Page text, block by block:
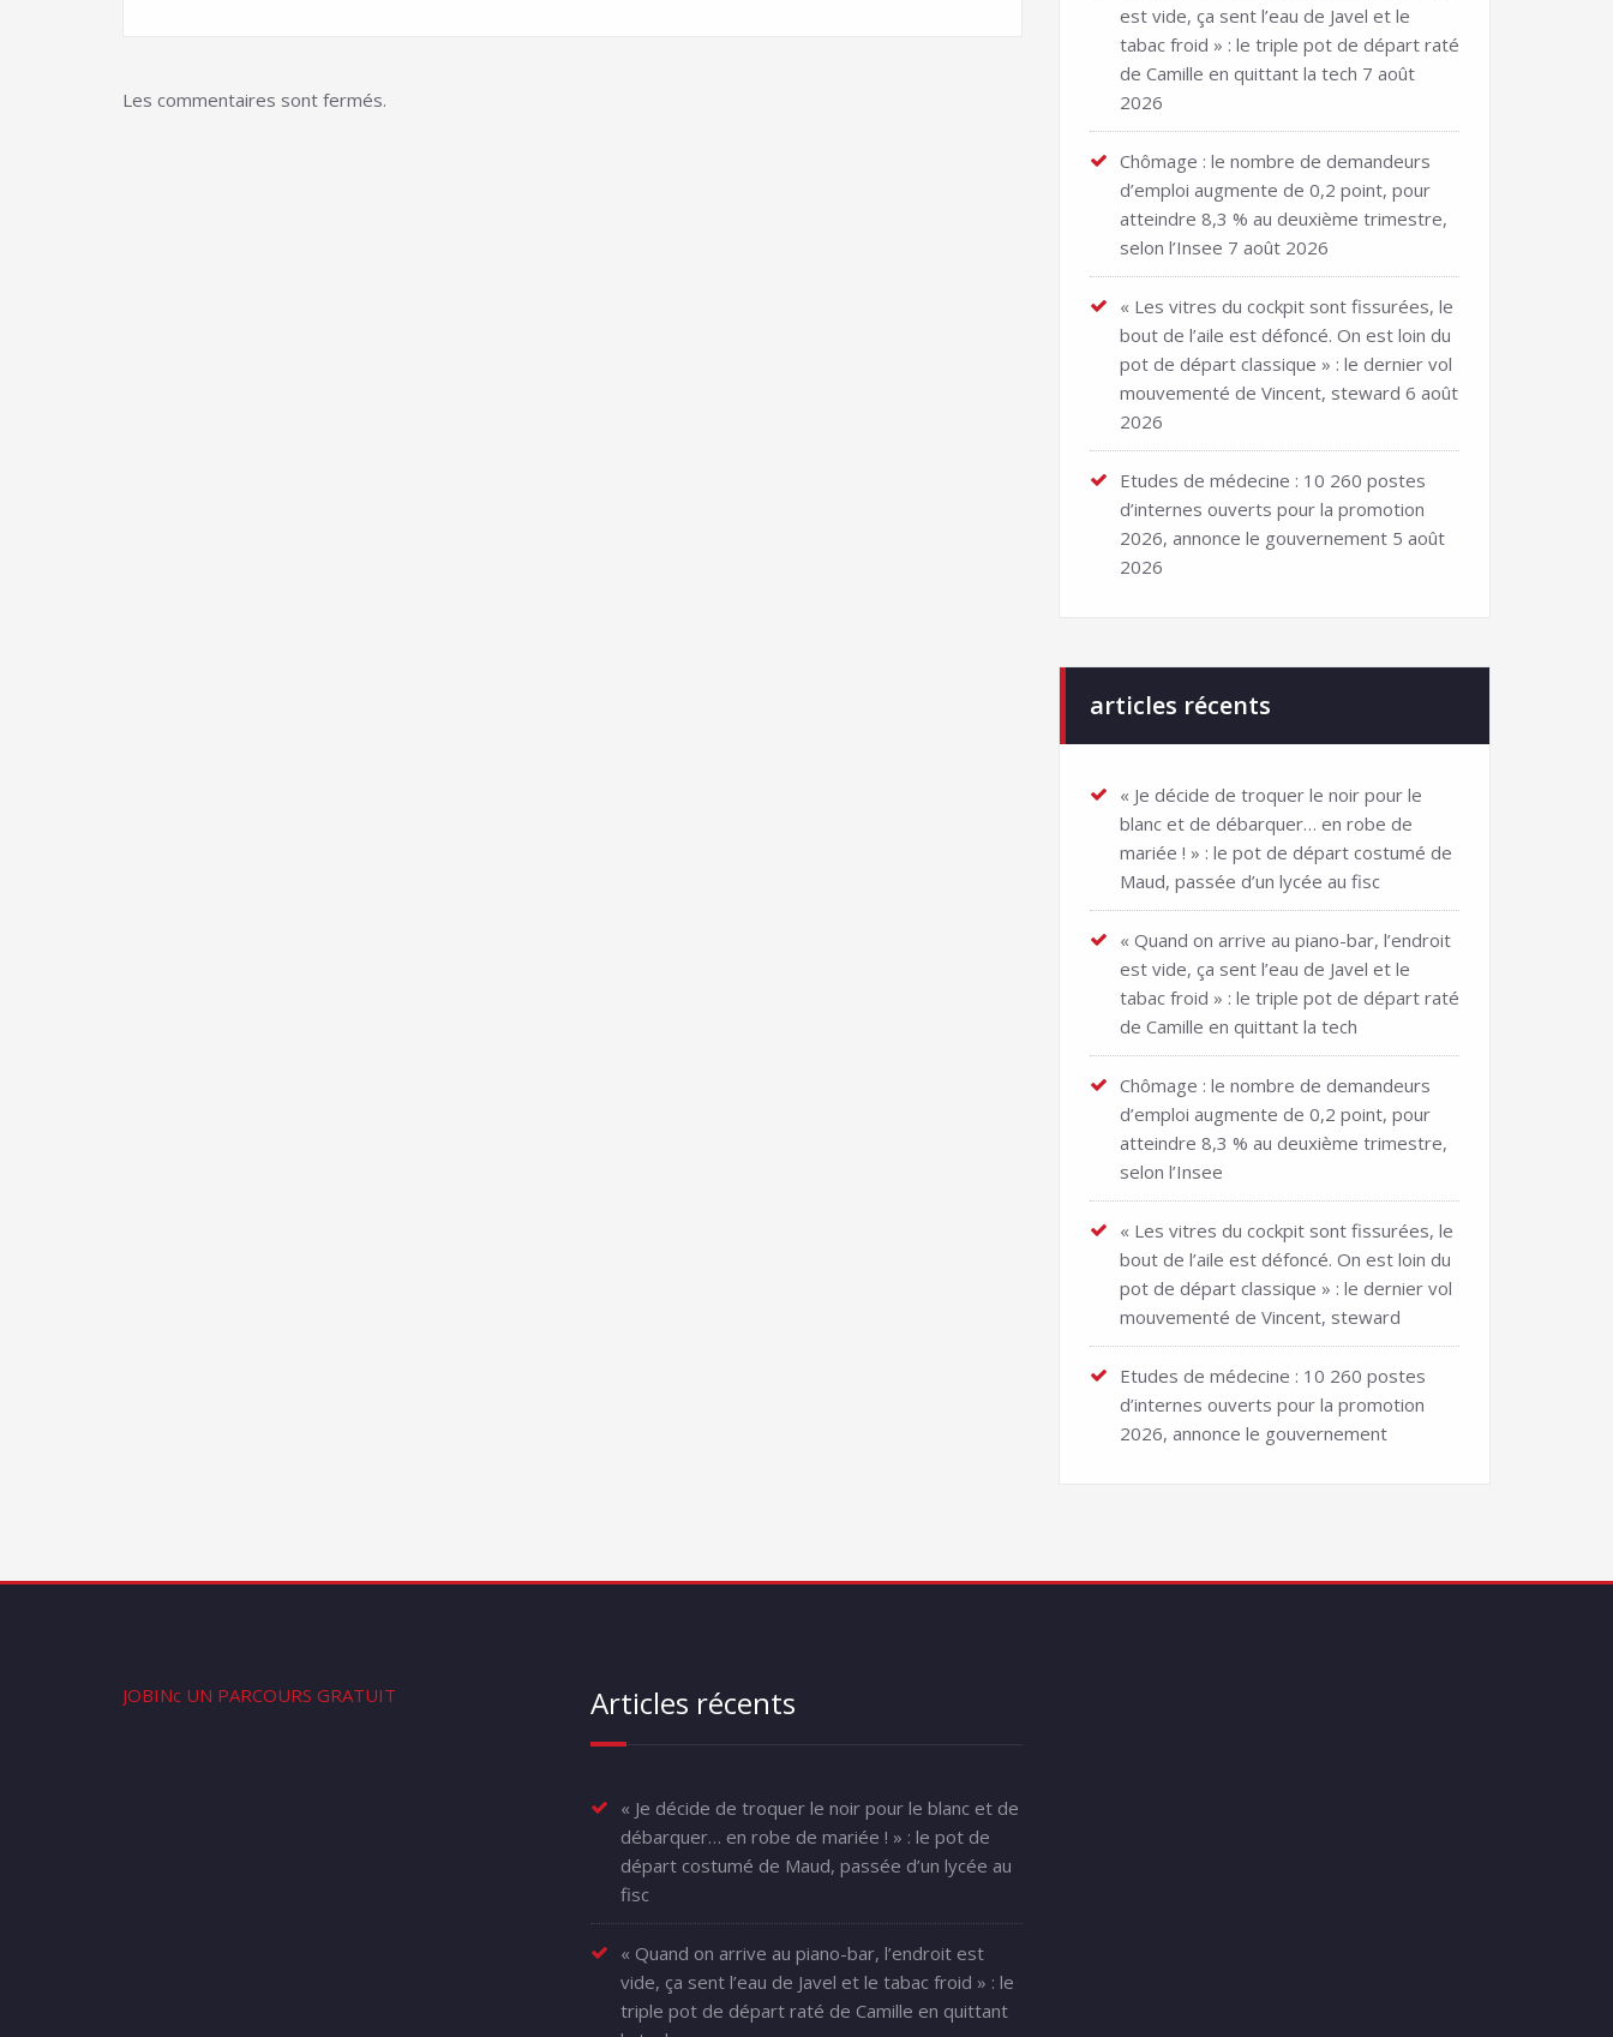
Les commentaires sont fermés.
est vide, ça sent l’eau de Javel et le
tabac froid » : le triple pot de départ raté
de Camille en quittant la tech 7 août
2026
Chômage : le nombre de demandeurs
d’emploi augmente de 0,2 point, pour
atteindre 8,3 % au deuxième trimestre,
selon l’Insee 7 août 2026
« Les vitres du cockpit sont fissurées, le
bout de l’aile est défoncé. On est loin du
pot de départ classique » : le dernier vol
mouvementé de Vincent, steward 6 août
2026
Etudes de médecine : 10 260 postes
d’internes ouverts pour la promotion
2026, annonce le gouvernement 5 août
2026
articles récents
« Je décide de troquer le noir pour le
blanc et de débarquer… en robe de
mariée ! » : le pot de départ costumé de
Maud, passée d’un lycée au fisc
« Quand on arrive au piano-bar, l’endroit
est vide, ça sent l’eau de Javel et le
tabac froid » : le triple pot de départ raté
de Camille en quittant la tech
Chômage : le nombre de demandeurs
d’emploi augmente de 0,2 point, pour
atteindre 8,3 % au deuxième trimestre,
selon l’Insee
« Les vitres du cockpit sont fissurées, le
bout de l’aile est défoncé. On est loin du
pot de départ classique » : le dernier vol
mouvementé de Vincent, steward
Etudes de médecine : 10 260 postes
d’internes ouverts pour la promotion
2026, annonce le gouvernement
JOBINc UN PARCOURS GRATUIT Articles récents
« Je décide de troquer le noir pour le blanc et de
débarquer… en robe de mariée ! » : le pot de
départ costumé de Maud, passée d’un lycée au
fisc
« Quand on arrive au piano-bar, l’endroit est
vide, ça sent l’eau de Javel et le tabac froid » : le
triple pot de départ raté de Camille en quittant